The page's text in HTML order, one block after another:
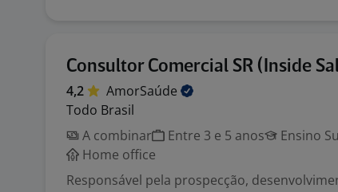
Consultor Comercial SR (Inside
4,2
AmorSaúde
Todo Brasil
A combinar
Entre 3 e 5 anos
Ensino
Home office
Responsável pela prospecção,